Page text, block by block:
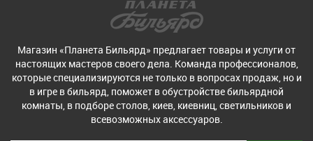
Магазин «Планета Бильярд» предлагает товары и услуги от
настоящих мастеров своего дела. Команда профессионалов,
которые специализируются не только в вопросах продаж, но и
в игре в бильярд, поможет в обустройстве бильярдной
комнаты, в подборе столов, киев, киевниц, светильников и
всевозможных аксессуаров.